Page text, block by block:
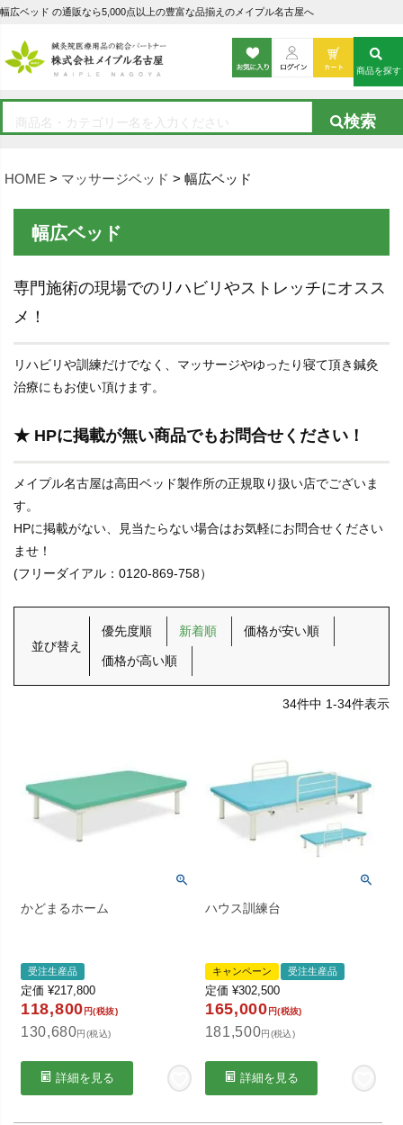
幅広ベッド の通販なら5,000点以上の豊富な品揃えのメイプル名古屋へ
HOME マッサージベッド 幅広ベッド
商品を探す
幅広ベッド
専門施術の現場でのリハビリやストレッチにオスス
メ！
リハビリや訓練だけでなく、マッサージやゆったり寝て頂き鍼灸
治療にもお使い頂けます。
★ HPに掲載が無い商品でもお問合せください！
メイプル名古屋は高田ベッド製作所の正規取り扱い店でございま
す。
HPに掲載がない、見当たらない場合はお気軽にお問合せください
ませ！
(フリーダイアル：0120-869-758）
並び替え
優先度順 新着順 価格が安い順
価格が高い順
34件中 1-34件表示
かどまるホーム
受注生産品
定価 ¥217,800
118,800 円(税抜)
130,680円(税込)
詳細を見る
ハウス訓練台
キャンペーン 受注生産品
定価 ¥302,500
165,000 円(税抜)
181,500円(税込)
詳細を見る